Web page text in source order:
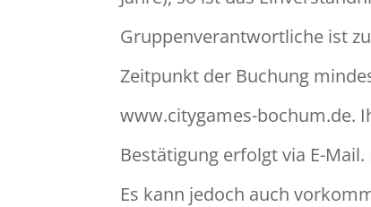
Gruppenverantwortliche ist
Zeitpunkt der Buchung
www.citygames-bochum.de.
Bestätigung erfolgt via E-
Es kann jedoch auch